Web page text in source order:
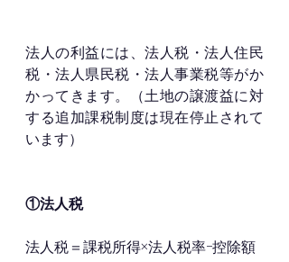
法人の利益には、法人税・法人住民
税・法人県民税・法人事業税等がか
かってきます。（土地の譲渡益に対
する追加課税制度は現在停止されて
います）
①法人税
法人税＝課税所得×法人税率−控除額